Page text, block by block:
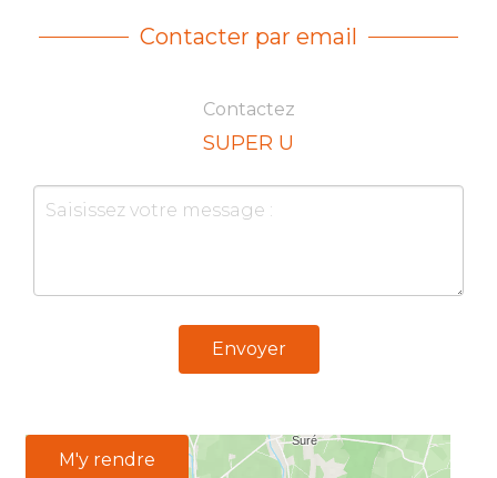
Contacter par email
Contactez
SUPER U
Envoyer
M'y rendre